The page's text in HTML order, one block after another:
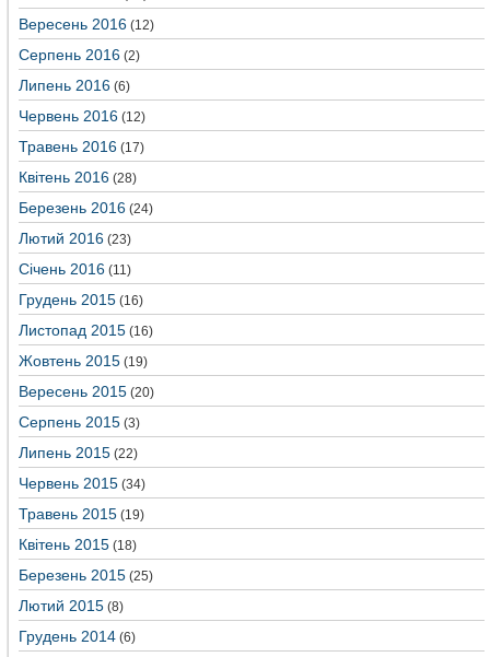
Вересень 2016 (12)
Серпень 2016 (2)
Липень 2016 (6)
Червень 2016 (12)
Травень 2016 (17)
Квітень 2016 (28)
Березень 2016 (24)
Лютий 2016 (23)
Січень 2016 (11)
Грудень 2015 (16)
Листопад 2015 (16)
Жовтень 2015 (19)
Вересень 2015 (20)
Серпень 2015 (3)
Липень 2015 (22)
Червень 2015 (34)
Травень 2015 (19)
Квітень 2015 (18)
Березень 2015 (25)
Лютий 2015 (8)
Грудень 2014 (6)